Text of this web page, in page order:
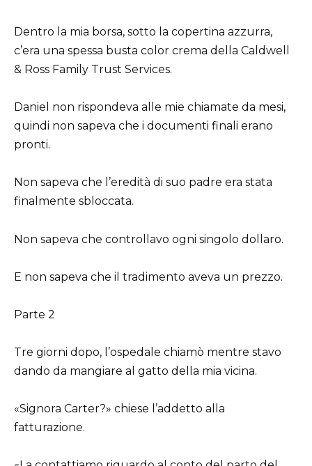
Dentro la mia borsa, sotto la copertina azzurra,
c’era una spessa busta color crema della Caldwell
& Ross Family Trust Services.
Daniel non rispondeva alle mie chiamate da mesi,
quindi non sapeva che i documenti finali erano
pronti.
Non sapeva che l’eredità di suo padre era stata
finalmente sbloccata.
Non sapeva che controllavo ogni singolo dollaro.
E non sapeva che il tradimento aveva un prezzo.
Parte 2
Tre giorni dopo, l’ospedale chiamò mentre stavo
dando da mangiare al gatto della mia vicina.
«Signora Carter?» chiese l’addetto alla
fatturazione.